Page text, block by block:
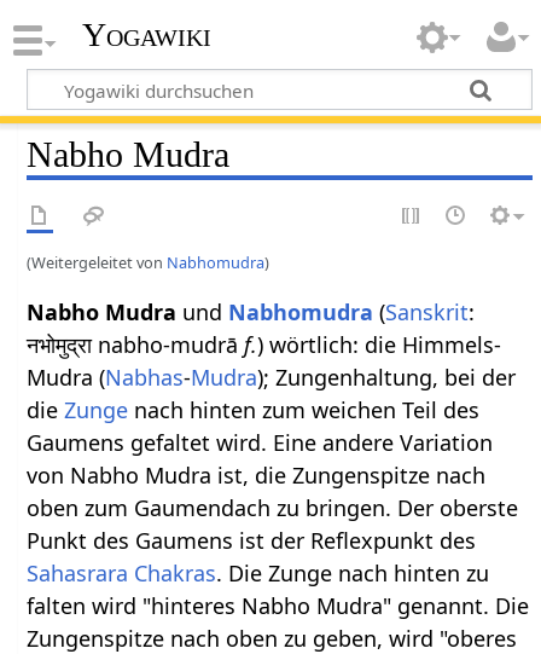
Yogawiki
Nabho Mudra
(Weitergeleitet von Nabhomudra)
Nabho Mudra und Nabhomudra (Sanskrit:
नभोमुद्रा nabho-mudrāf.) wörtlich: die Himmels-
Mudra (Nabhas-Mudra); Zungenhaltung, bei der
dieZunge nach hinten zum weichen Teil des
Gaumens gefaltet wird. Eine andere Variation
von Nabho Mudra ist, die Zungenspitze nach
oben zum Gaumendach zu bringen. Der oberste
Punkt des Gaumens ist der Reflexpunkt des
Sahasrara Chakras. Die Zunge nach hinten zu
falten wird "hinteres Nabho Mudra" genannt. Die
Zungenspitze nach oben zu geben, wird "oberes